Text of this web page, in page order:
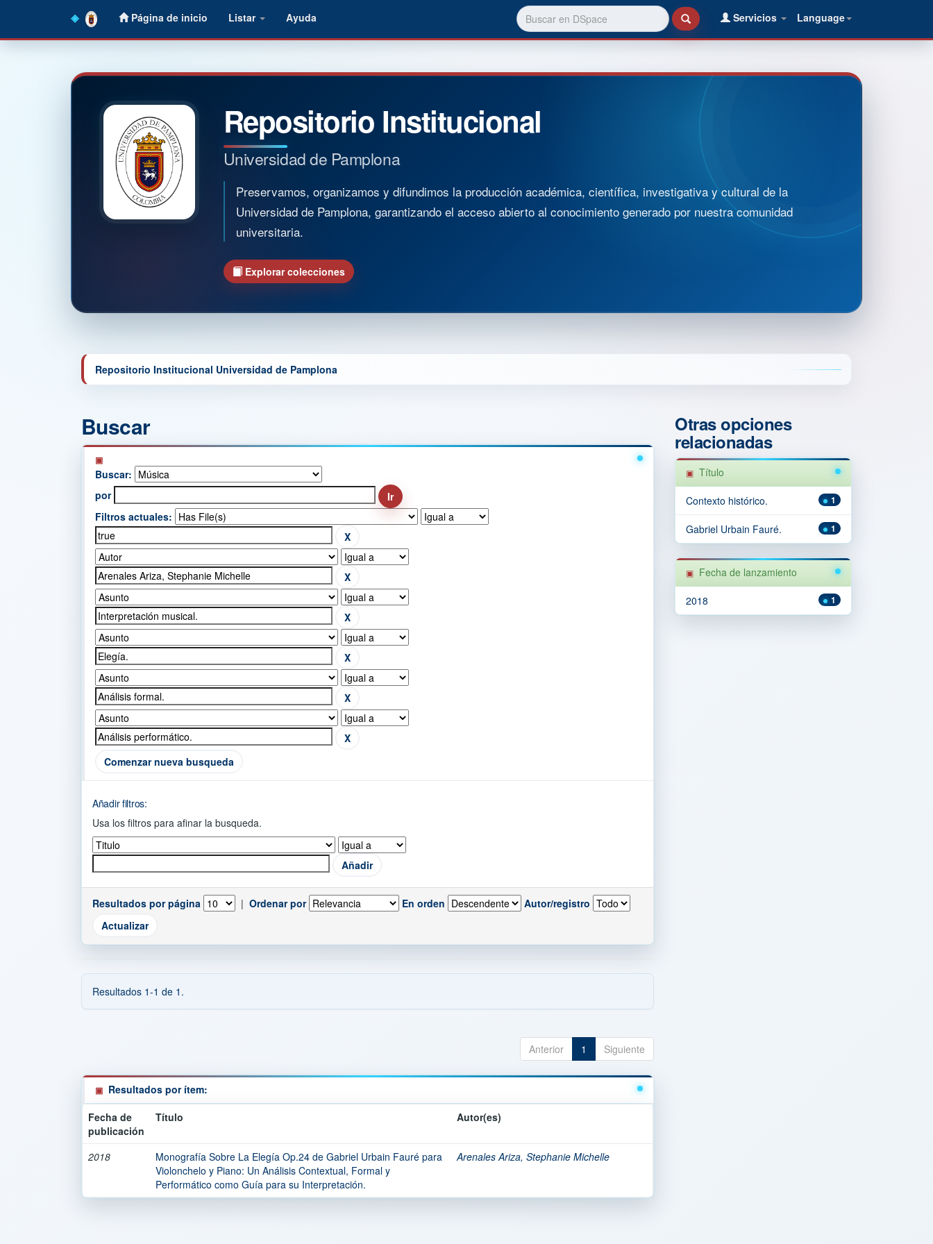
Página de inicio Listar Ayuda Language
Servicios
Repositorio Institucional
Universidad de Pamplona
Preservamos, organizamos y difundimos la producción académica, científica, investigativa y cultural de la
Universidad de Pamplona, garantizando el acceso abierto al conocimiento generado por nuestra comunidad
universitaria.
Explorar colecciones
Repositorio Institucional Universidad de Pamplona
Buscar
Buscar:
por
Filtros actuales:
Comenzar nueva busqueda
Añadir filtros:
Usa los filtros para afinar la busqueda.
Resultados por página | Ordenar por En orden Autor/registro
Resultados 1-1 de 1.
Anterior 1 Siguiente
Resultados por ítem:
Fecha de
publicación
Título Autor(es)
2018
Monografía Sobre La Elegía Op.24 de Gabriel Urbain Fauré para
Violonchelo y Piano: Un Análisis Contextual, Formal y
Performático como Guía para su Interpretación.
Arenales Ariza, Stephanie Michelle
Otras opciones
relacionadas
Título
1
Contexto histórico.
1
Gabriel Urbain Fauré.
Fecha de lanzamiento
1
2018